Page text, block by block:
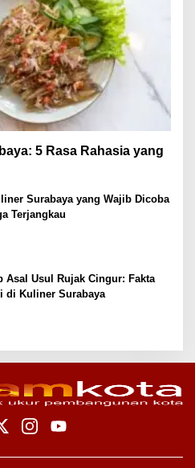
5 Rasa Rahasia yang
Surabaya yang Wajib Dicoba
Terjangkau
Asal Usul Rujak Cingur: Fakta
di Kuliner Surabaya